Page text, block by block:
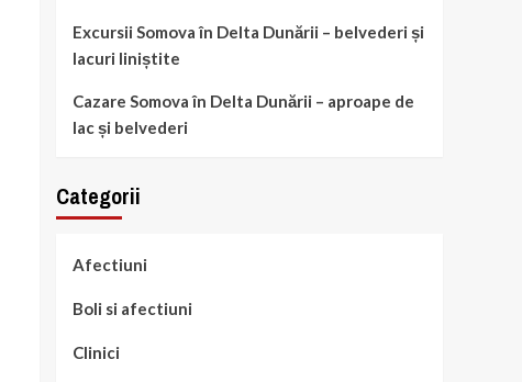
Excursii Somova în Delta Dunării – belvederi și
lacuri liniștite
Cazare Somova în Delta Dunării – aproape de
lac și belvederi
Categorii
Afectiuni
Boli si afectiuni
Clinici